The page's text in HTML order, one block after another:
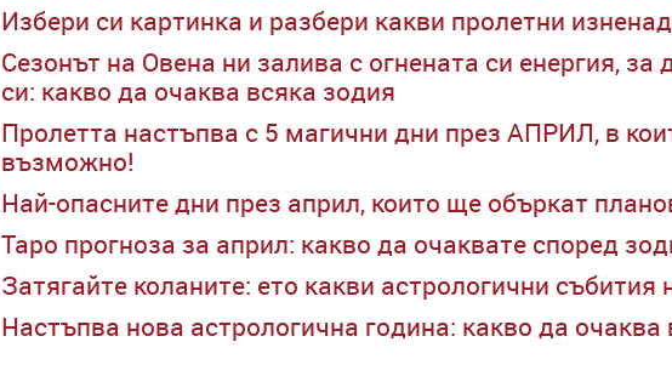
Избери си картинка и разбери какви пролетни
Сезонът на Овена ни залива с огнената си енергия,
си: какво да очаква всяка зодия
Пролетта настъпва с 5 магични дни през АПРИЛ, в
възможно!
Най-опасните дни през април, които ще объркат
Таро прогноза за април: какво да очаквате според
Затягайте коланите: ето какви астрологични събития
Настъпва нова астрологична година: какво да очаква